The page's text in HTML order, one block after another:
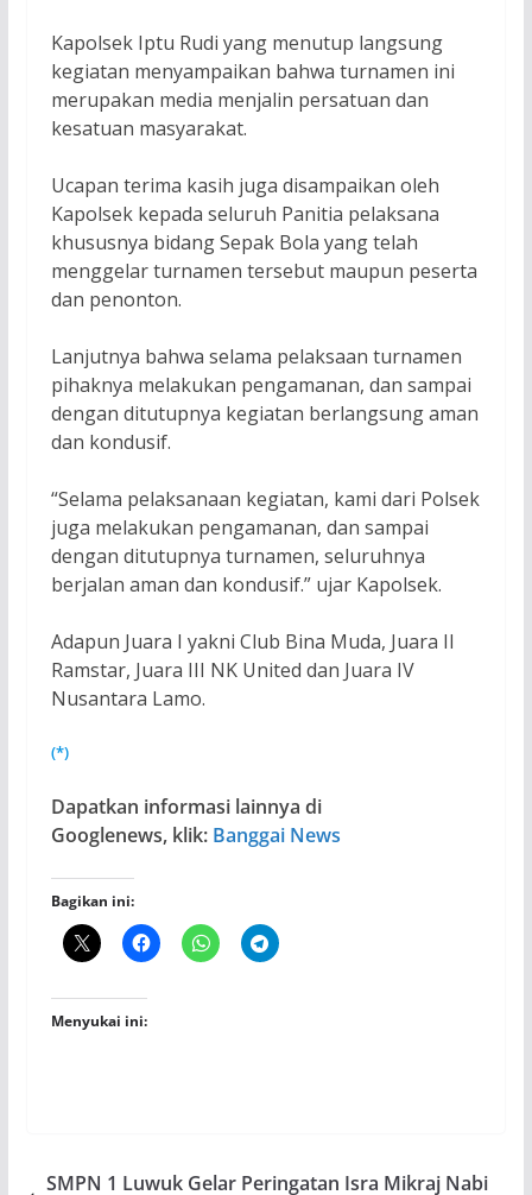
Kapolsek Iptu Rudi yang menutup langsung
kegiatan menyampaikan bahwa turnamen ini
merupakan media menjalin persatuan dan
kesatuan masyarakat.
Ucapan terima kasih juga disampaikan oleh
Kapolsek kepada seluruh Panitia pelaksana
khususnya bidang Sepak Bola yang telah
menggelar turnamen tersebut maupun peserta
dan penonton.
Lanjutnya bahwa selama pelaksaan turnamen
pihaknya melakukan pengamanan, dan sampai
dengan ditutupnya kegiatan berlangsung aman
dan kondusif.
“Selama pelaksanaan kegiatan, kami dari Polsek
juga melakukan pengamanan, dan sampai
dengan ditutupnya turnamen, seluruhnya
berjalan aman dan kondusif.” ujar Kapolsek.
Adapun Juara I yakni Club Bina Muda, Juara II
Ramstar, Juara III NK United dan Juara IV
Nusantara Lamo.
(*)
Dapatkan informasi lainnya di
Googlenews, klik: Banggai News
Bagikan ini:
Menyukai ini:
SMPN 1 Luwuk Gelar Peringatan Isra Mikraj Nabi